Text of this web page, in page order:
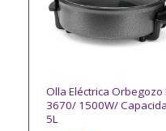
Olla Eléctrica Orbegozo
3670/ 1500W/
5L